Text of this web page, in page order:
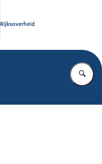
Rijksoverheid